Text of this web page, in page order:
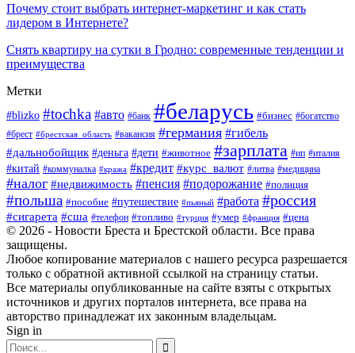
Почему стоит выбрать интернет-маркетинг и как стать
лидером в Интернете?
Снять квартиру на сутки в Гродно: современные тенденции и
преимущества
Метки
#blizko #tochka #авто #банк #беларусь #бизнес #богатство
#брест #брестская_область #вакансия #германия #гибель
#дальнобойщик #деньга #дети #животное #зарплата #ип #италия
#китай #коммуналка #кража #кредит #курс_валют #литва #медицина
#налог #недвижимость #пенсия #подорожание #полиция
#польша #пособие #путешествие #пьяный #работа #россия
#сигарета #сша #телефон #топливо #турция #умер #франция #цена
© 2026 - Новости Бреста и Брестской области. Все права
защищены.
Любое копирование материалов с нашего ресурса разрешается
только с обратной активной ссылкой на страницу статьи.
Все материалы опубликованные на сайте взяты с открытых
источников и других порталов интернета, все права на
авторство принадлежат их законным владельцам.
Sign in